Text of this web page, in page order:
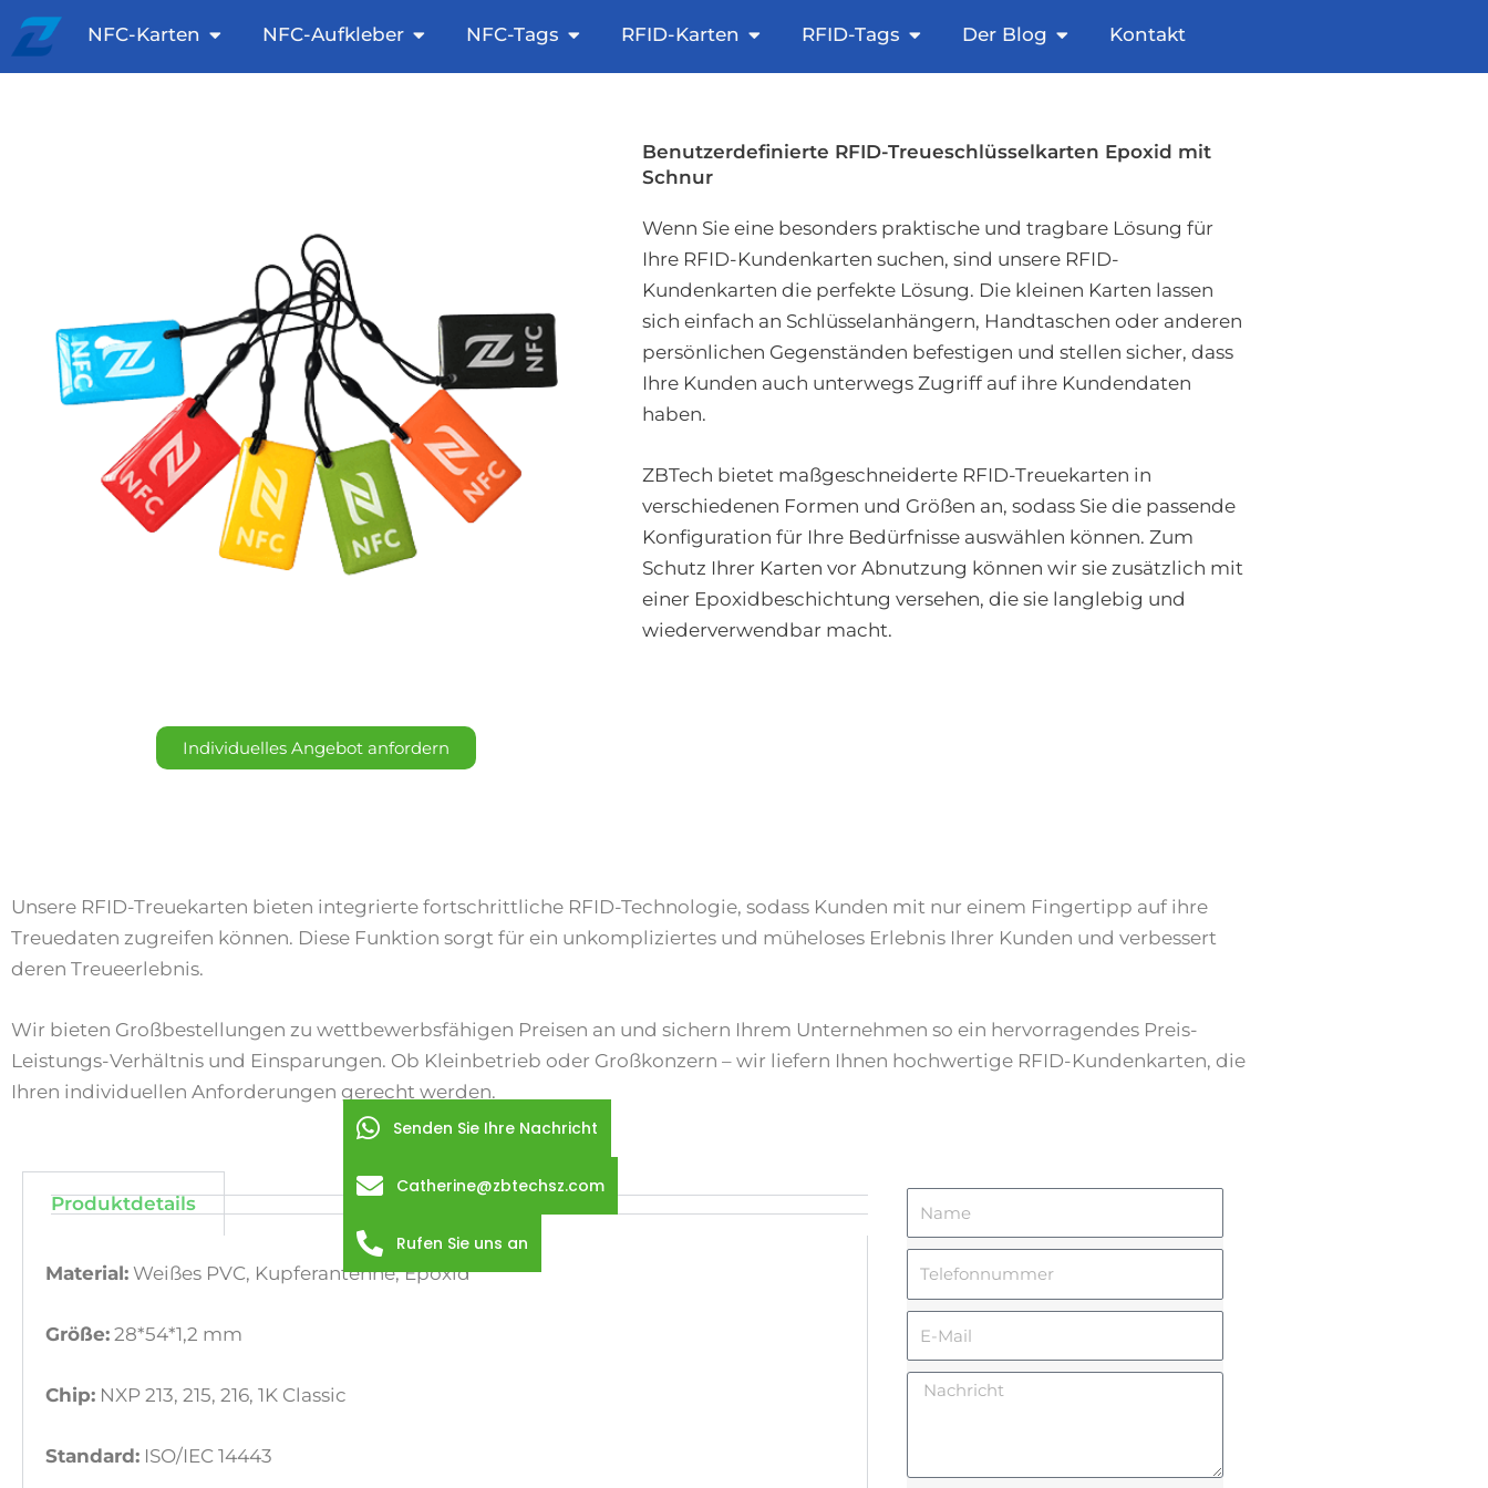
Zum
Inhalt
springen
NFC-Karten Öffnen Sie NFC-Karten
NFC-Aufkleber Öffnen Sie den NFC-Aufkleber
NFC-Tags Öffnen Sie NFC-Tags
RFID-Karten Offene RFID-Karten
RFID-Tags Offene RFID-Tags
Der Blog Blog öffnen
Kontakt
Individuelles Angebot anfordern
Benutzerdefinierte RFID-Treueschlüsselkarten Epoxid mit
Schnur
Wenn Sie eine besonders praktische und tragbare Lösung für
Ihre RFID-Kundenkarten suchen, sind unsere RFID-
Kundenkarten die perfekte Lösung. Die kleinen Karten lassen
sich einfach an Schlüsselanhängern, Handtaschen oder anderen
persönlichen Gegenständen befestigen und stellen sicher, dass
Ihre Kunden auch unterwegs Zugriff auf ihre Kundendaten
haben.
ZBTech bietet maßgeschneiderte RFID-Treuekarten in
verschiedenen Formen und Größen an, sodass Sie die passende
Konfiguration für Ihre Bedürfnisse auswählen können. Zum
Schutz Ihrer Karten vor Abnutzung können wir sie zusätzlich mit
einer Epoxidbeschichtung versehen, die sie langlebig und
wiederverwendbar macht.
Unsere RFID-Treuekarten bieten integrierte fortschrittliche RFID-Technologie, sodass Kunden mit nur einem Fingertipp auf ihre
Treuedaten zugreifen können. Diese Funktion sorgt für ein unkompliziertes und müheloses Erlebnis Ihrer Kunden und verbessert
deren Treueerlebnis.
Wir bieten Großbestellungen zu wettbewerbsfähigen Preisen an und sichern Ihrem Unternehmen so ein hervorragendes Preis-
Leistungs-Verhältnis und Einsparungen. Ob Kleinbetrieb oder Großkonzern – wir liefern Ihnen hochwertige RFID-Kundenkarten, die
Ihren individuellen Anforderungen gerecht werden.
Produktdetails
Material: Weißes PVC, Kupferantenne, Epoxid
Größe: 28*54*1,2 mm
Chip: NXP 213, 215, 216, 1K Classic
Standard: ISO/IEC 14443
a
m
e
e
e
n
-
lh
Senden Sie Ihre Nachricht
Catherine@zbtechsz.com
Rufen Sie uns an